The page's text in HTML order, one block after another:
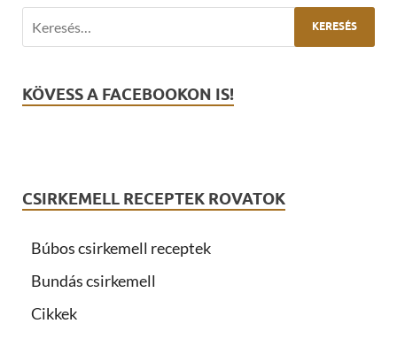
KÖVESS A FACEBOOKON IS!
CSIRKEMELL RECEPTEK ROVATOK
Búbos csirkemell receptek
Bundás csirkemell
Cikkek